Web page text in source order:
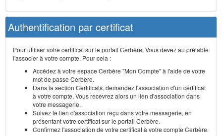
Authentification par certificat
Pour utiliser votre certificat sur le portail Cerbère, Vous devez au prélable
l'associer à votre compte. Pour cela :
Accédez à votre espace Cerbère "Mon Compte" à l'aide de votre
mot de passe Cerbère.
Dans la section Certificats, demandez l'association d'un certificat
à votre compte. Vous recevrez alors un lien d'association dans
votre messagerie.
Suivez le lien d'association reçu dans votre messagerie, en
présentant votre certificat sur le portail Cerbère.
Confirmez l'association de votre certificat à votre compte Cerbère.